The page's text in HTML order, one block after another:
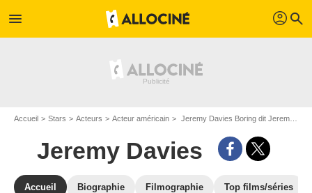
menu profil search
Accueil Stars Acteurs Acteur américain Jeremy Davies Boring dit Jeremy Davies
Jeremy Davies
Accueil Biographie Filmographie Top films/séries